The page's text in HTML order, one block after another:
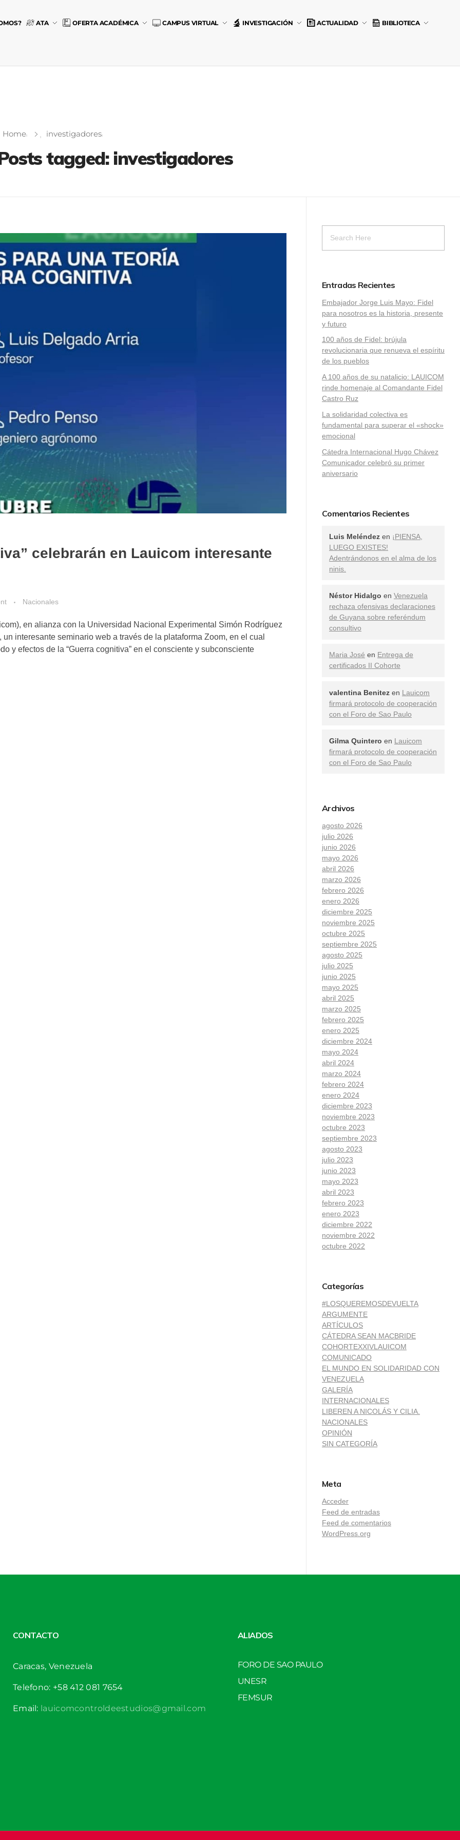
ATA OFERTA ACADÉMICA CAMPUS VIRTUAL INVESTIGACIÓN ACTUALIDAD BIBLIOTECA
Home investigadores
tagged: investigadores
celebrarán en Lauicom interesante
Nacionales
en alianza con la Universidad Nacional Experimental Simón Rodríguez
interesante seminario web a través de la plataforma Zoom, en el cual
y efectos de la “Guerra cognitiva” en el consciente y subconsciente
Entradas Recientes
Embajador Jorge Luis Mayo: Fidel
para nosotros es la historia, presente
y futuro
100 años de Fidel: brújula
revolucionaria que renueva el espíritu
de los pueblos
A 100 años de su natalicio: LAUICOM
rinde homenaje al Comandante Fidel
Castro Ruz
La solidaridad colectiva es
fundamental para superar el «shock»
emocional
Cátedra Internacional Hugo Chávez
Comunicador celebró su primer
aniversario
Comentarios Recientes
Luis Meléndez en ¡PIENSA,
LUEGO EXISTES!
Adentrándonos en el alma de los
ninis.
Néstor Hidalgo en Venezuela
rechaza ofensivas declaraciones
de Guyana sobre referéndum
consultivo
Maria José en Entrega de
certificados II Cohorte
valentina Benitez en Lauicom
firmará protocolo de cooperación
con el Foro de Sao Paulo
Gilma Quintero en Lauicom
firmará protocolo de cooperación
con el Foro de Sao Paulo
Archivos
agosto 2026
julio 2026
junio 2026
mayo 2026
abril 2026
marzo 2026
febrero 2026
enero 2026
diciembre 2025
noviembre 2025
octubre 2025
septiembre 2025
agosto 2025
julio 2025
junio 2025
mayo 2025
abril 2025
marzo 2025
febrero 2025
enero 2025
diciembre 2024
mayo 2024
abril 2024
marzo 2024
febrero 2024
enero 2024
diciembre 2023
noviembre 2023
octubre 2023
septiembre 2023
agosto 2023
julio 2023
junio 2023
mayo 2023
abril 2023
febrero 2023
enero 2023
diciembre 2022
noviembre 2022
octubre 2022
Categorías
#LOSQUEREMOSDEVUELTA
ARGUMENTE
ARTÍCULOS
CÁTEDRA SEAN MACBRIDE
COHORTEXXIVLAUICOM
COMUNICADO
EL MUNDO EN SOLIDARIDAD CON
VENEZUELA
GALERÍA
INTERNACIONALES
LIBEREN A NICOLÁS Y CILIA.
NACIONALES
OPINIÓN
SIN CATEGORÍA
Meta
Acceder
Feed de entradas
Feed de comentarios
WordPress.org
CONTACTO
Caracas, Venezuela
Telefono: +58 412 081 7654
Email: lauicomcontroldeestudios@gmail.com
ALIADOS
FORO DE SAO PAULO
UNESR
FEMSUR